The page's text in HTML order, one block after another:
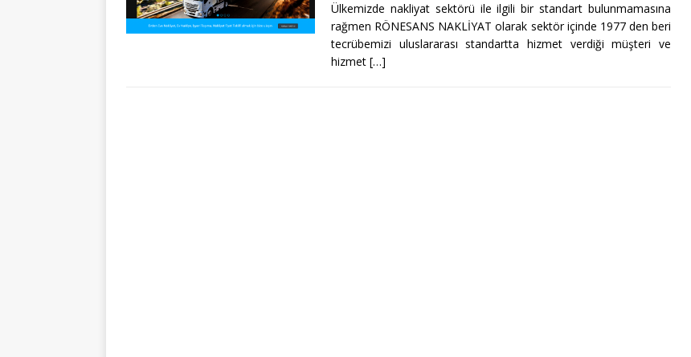
Ülkemizde nakliyat sektörü ile ilgili bir standart bulunmamasına
rağmen RÖNESANS NAKLİYAT olarak sektör içinde 1977 den beri
tecrübemizi uluslararası standartta hizmet verdiği müşteri ve
hizmet […]